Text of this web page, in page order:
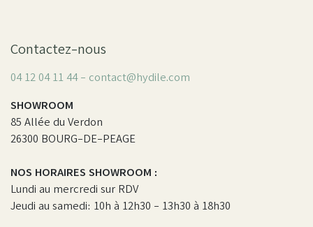
Contactez-nous
04 12 04 11 44 - contact@hydile.com
SHOWROOM
85 Allée du Verdon
26300 BOURG-DE-PEAGE
NOS HORAIRES SHOWROOM :
Lundi au mercredi sur RDV
Jeudi au samedi: 10h à 12h30 - 13h30 à 18h30